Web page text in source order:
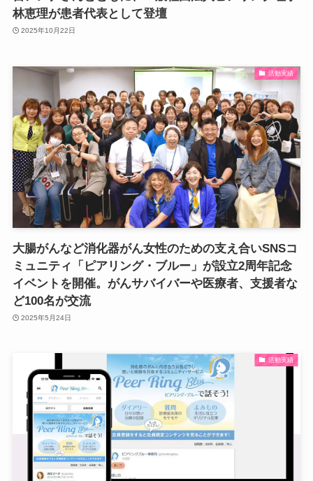
林恵理が患者代表として登壇
2025年10月22日
活動実績
大腸がんなど消化器がん女性のための支え合いSNSコ
ミュニティ「ピアリング・ブルー」が設立2周年記念
イベントを開催。がんサバイバーや医療者、支援者な
ど100名が交流
2025年5月24日
活動実績